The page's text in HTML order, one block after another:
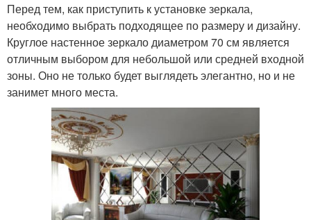
Перед тем, как приступить к установке зеркала,
необходимо выбрать подходящее по размеру и дизайну.
Круглое настенное зеркало диаметром 70 см является
отличным выбором для небольшой или средней входной
зоны. Оно не только будет выглядеть элегантно, но и не
занимет много места.